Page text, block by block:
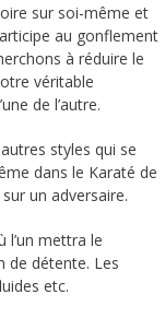
sur soi-même et
au gonflement
à réduire le
véritable
de l’autre.
styles qui se
dans le Karaté de
un adversaire.
l’un mettra le
de détente. Les
etc.